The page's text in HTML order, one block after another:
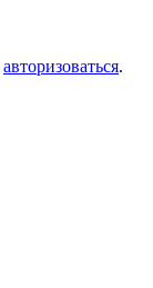
авторизоваться.